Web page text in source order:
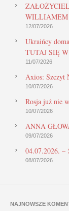
WILLIAMEM
12/07/2026
Ukraińcy
TUTAJ SIĘ
11/07/2026
Axios: Szczyt
10/07/2026
Rosja już nie
10/07/2026
ANNA
09/07/2026
04.07.2026. –
08/07/2026
NAJNOWSZE